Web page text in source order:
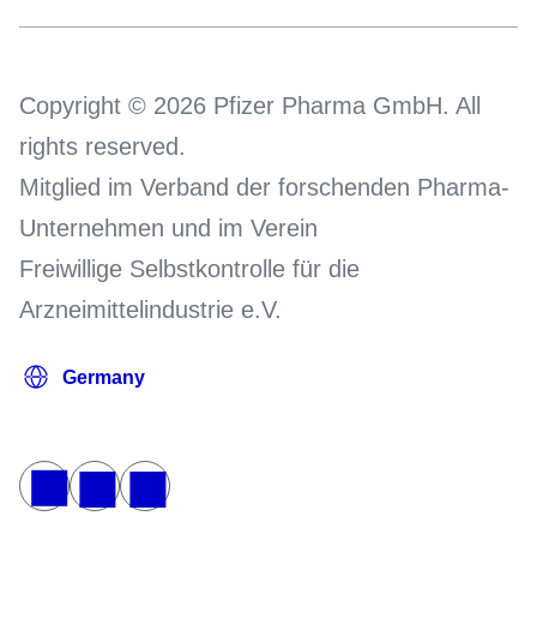
Copyright © 2026 Pfizer Pharma GmbH. All
rights reserved.
Mitglied im Verband der forschenden Pharma-
Unternehmen und im Verein
Freiwillige Selbstkontrolle für die
Arzneimittelindustrie e.V.